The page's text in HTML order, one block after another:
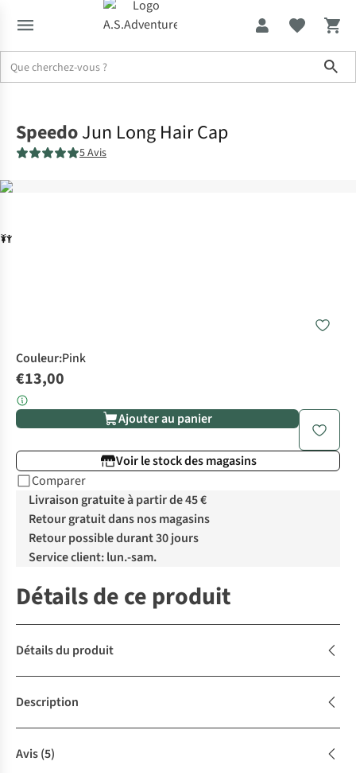
SpeedoJun Long Hair Cap
5 Avis
Couleur:Pink
€13,00
Ajouter au panier
Voir le stock des magasins
Comparer
Livraison gratuite à partir de 45 €
Retour gratuit dans nos magasins
Retour possible durant 30 jours
Service client: lun.-sam.
Détails de ce produit
Détails du produit
Description
Avis(5)